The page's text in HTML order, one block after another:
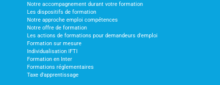
Notre accompagnement durant votre formation
Les dispositifs de formation
Notre approche emploi compétences
Notre offre de formation
Les actions de formations pour demandeurs d'emploi
Formation sur mesure
Individualisation IFTI
Formation en Inter
Formations réglementaires
Taxe d'apprentissage